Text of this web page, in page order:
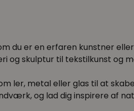
du er en erfaren kunstner
og skulptur til tekstilkunst og
ler, metal eller glas til at
og lad dig inspirere af